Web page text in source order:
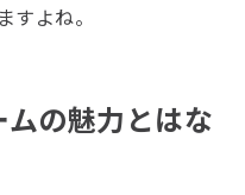
すよね。
の魅力とはな